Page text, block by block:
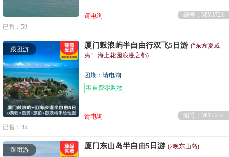
请电询
编号：MY1721
已售：59
跟团游 厦门鼓浪屿半自由行双飞5日游 (“东方夏威
夷” –海上花园浪漫之都)
团期：请电询
零自费零购物
请电询
编号：MY2232
已售：35
跟团游 厦门东山岛半自由5日游 (2晚东山岛)